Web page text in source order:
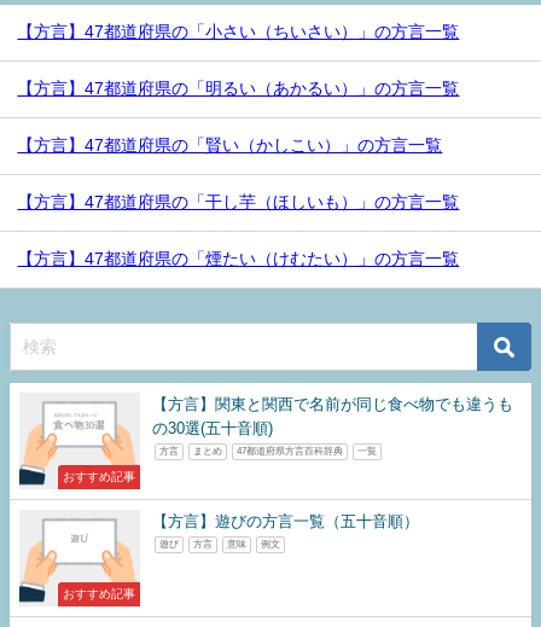
【方言】47都道府県の「小さい（ちいさい）」の方言一覧
【方言】47都道府県の「明るい（あかるい）」の方言一覧
【方言】47都道府県の「賢い（かしこい）」の方言一覧
【方言】47都道府県の「干し芋（ほしいも）」の方言一覧
【方言】47都道府県の「煙たい（けむたい）」の方言一覧
おすすめ記事
【方言】関東と関西で名前が同じ食べ物でも違うも
の30選(五十音順)
方言 まとめ 47都道府県方言百科辞典 一覧
おすすめ記事
【方言】遊びの方言一覧（五十音順）
遊び 方言 意味 例文